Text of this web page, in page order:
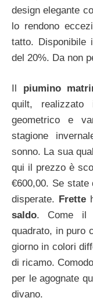
design elegante
lo rendono
tatto. Disponibile
del 20%. Da non
Il piumino
quilt, realizzato
geometrico e
stagione
sonno. La sua
qui il prezzo è
€600,00. Se
disperate. Frette
saldo. Come il
quadrato, in puro
giorno in colori
di ricamo.
per le agognate
divano.